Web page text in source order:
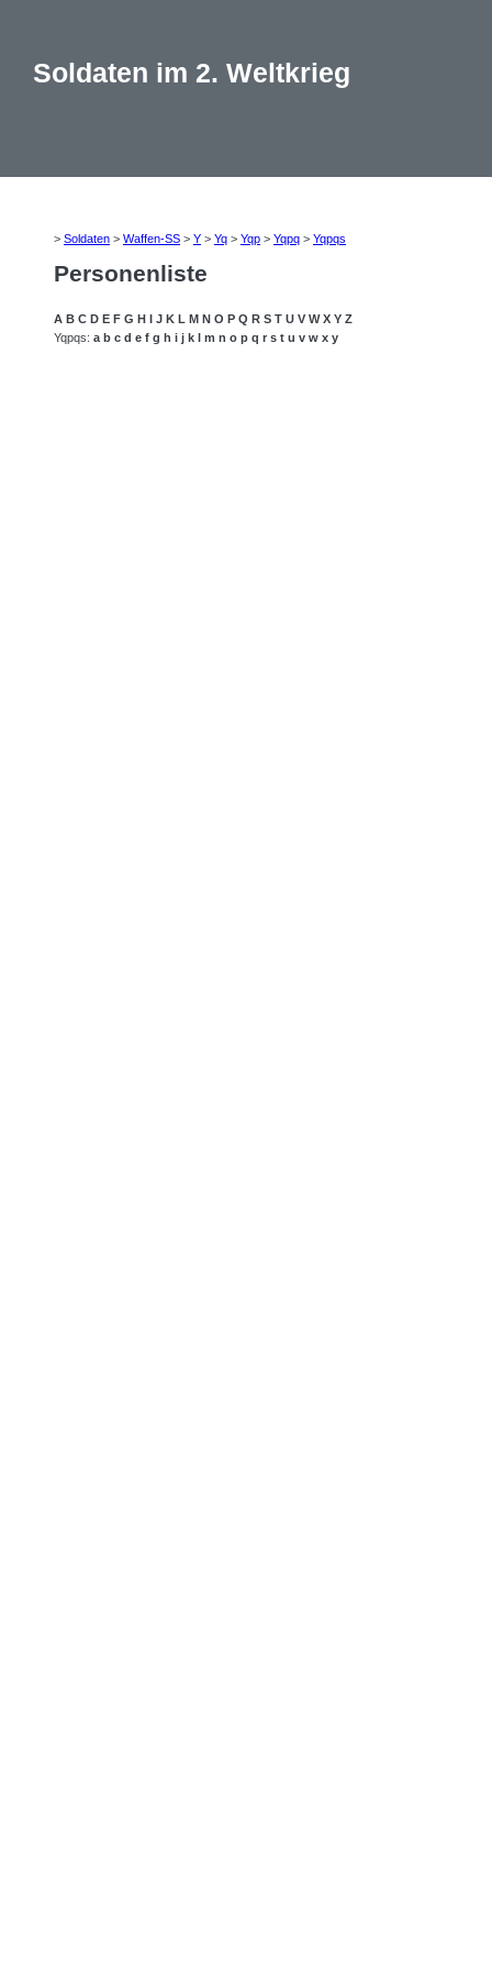
Soldaten im 2. Weltkrieg
> Soldaten > Waffen-SS > Y > Yq > Yqp > Yqpq > Yqpqs
Personenliste
A B C D E F G H I J K L M N O P Q R S T U V W X Y Z
Yqpqs: a b c d e f g h i j k l m n o p q r s t u v w x y